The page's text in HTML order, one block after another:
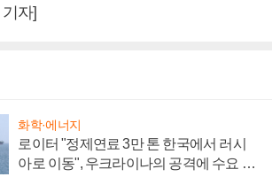
자]
화학·에너지
로이터 "정제연료 3만 톤 한국에서 러시
아로 이동", 우크라이나의 공격에 수요 늘